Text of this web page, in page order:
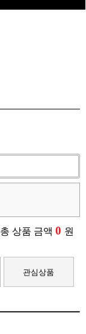
총 상품 금액 0 원
관심상품